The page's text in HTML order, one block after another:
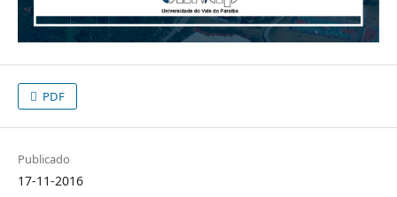
PDF
Publicado
17-11-2016